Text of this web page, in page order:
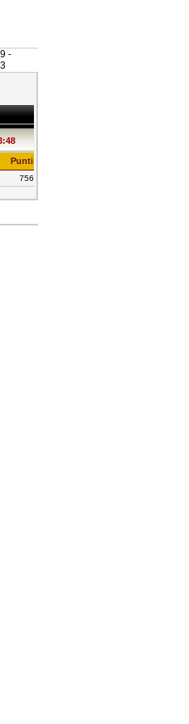
-
Punti
756